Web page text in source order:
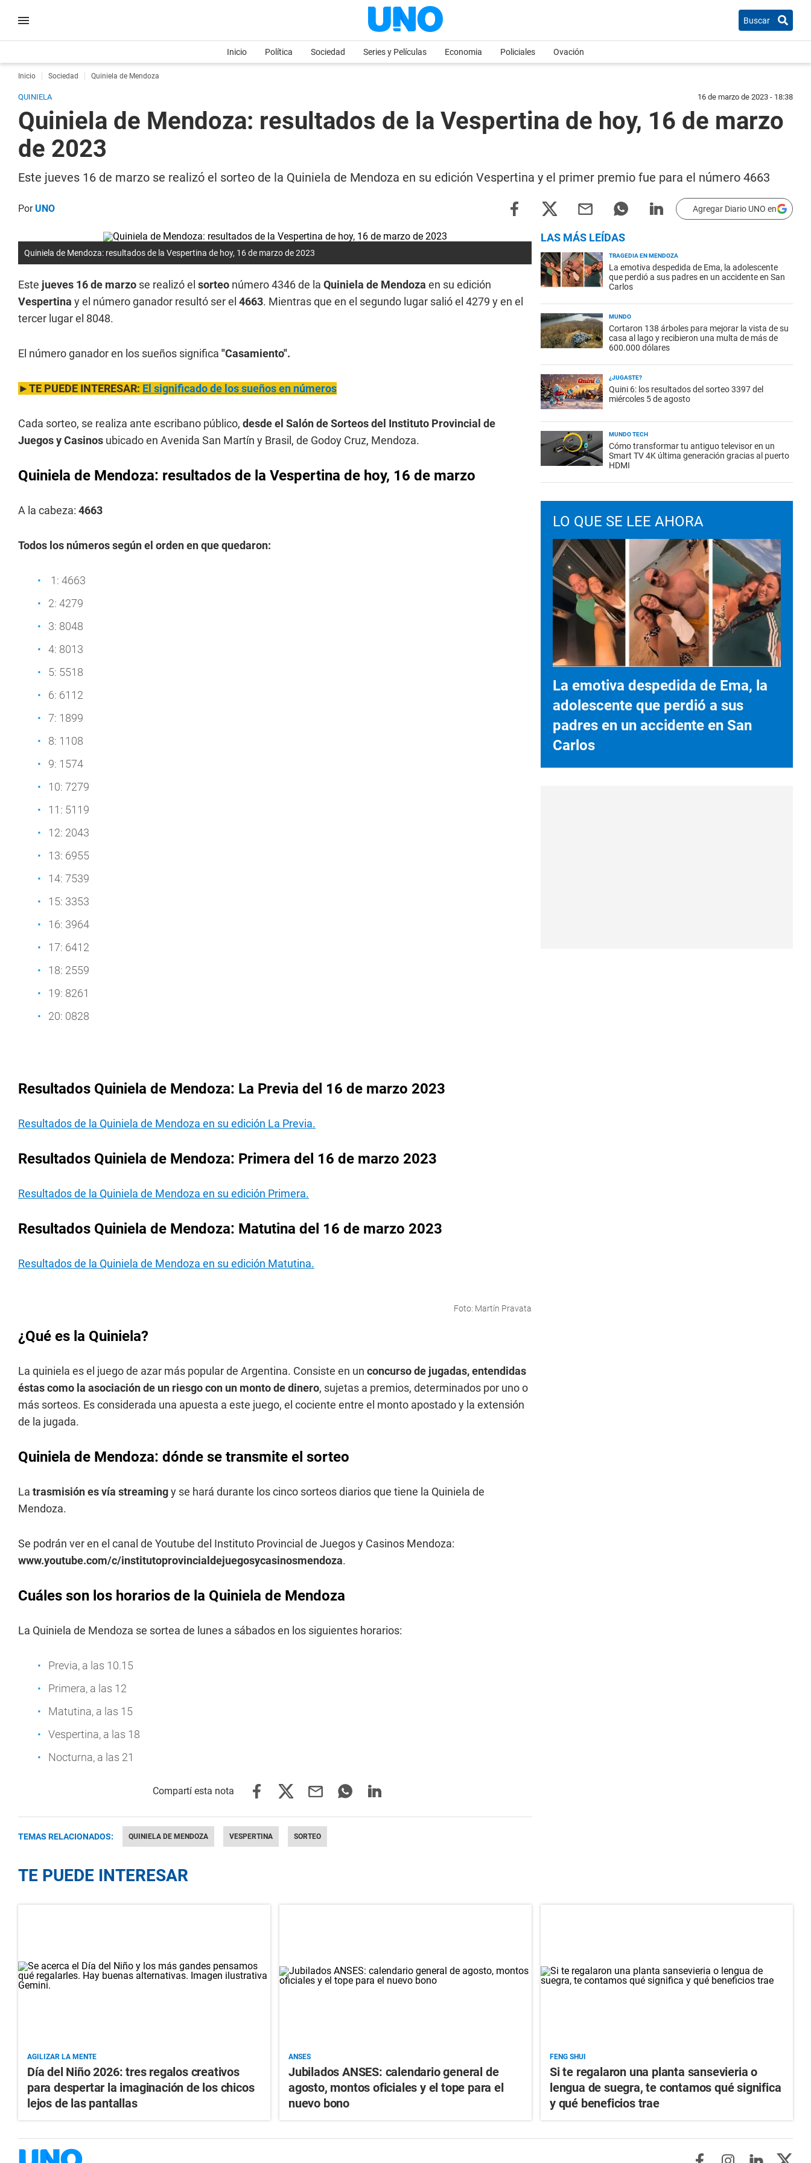
Buscar
Inicio Política Sociedad Series y Películas Economia Policiales Ovación
Inicio Sociedad Quiniela de Mendoza
QUINIELA 16 de marzo de 2023 - 18:38
Quiniela de Mendoza: resultados de la Vespertina de hoy, 16 de marzo
de 2023
Este jueves 16 de marzo se realizó el sorteo de la Quiniela de Mendoza en su edición Vespertina y el primer premio fue para el número 4663
PorUNO Agregar Diario UNO en
Quiniela de Mendoza: resultados de la Vespertina de hoy, 16 de marzo de 2023
Este jueves 16 de marzo se realizó el sorteo número 4346 de la Quiniela de Mendoza en su edición
Vespertina y el número ganador resultó ser el 4663. Mientras que en el segundo lugar salió el 4279 y en el
tercer lugar el 8048.
El número ganador en los sueños significa "Casamiento".
►TE PUEDE INTERESAR: El significado de los sueños en números
Cada sorteo, se realiza ante escribano público, desde el Salón de Sorteos del Instituto Provincial de
Juegos y Casinos ubicado en Avenida San Martín y Brasil, de Godoy Cruz, Mendoza.
Quiniela de Mendoza: resultados de la Vespertina de hoy, 16 de marzo
A la cabeza: 4663
Todos los números según el orden en que quedaron:
1: 4663
2: 4279
3: 8048
4: 8013
5: 5518
6: 6112
7: 1899
8: 1108
9: 1574
10: 7279
11: 5119
12: 2043
13: 6955
14: 7539
15: 3353
16: 3964
17: 6412
18: 2559
19: 8261
20: 0828
Resultados Quiniela de Mendoza: La Previa del 16 de marzo 2023
Resultados de la Quiniela de Mendoza en su edición La Previa.
Resultados Quiniela de Mendoza: Primera del 16 de marzo 2023
Resultados de la Quiniela de Mendoza en su edición Primera.
Resultados Quiniela de Mendoza: Matutina del 16 de marzo 2023
Resultados de la Quiniela de Mendoza en su edición Matutina.
Foto: Martín Pravata
¿Qué es la Quiniela?
La quiniela es el juego de azar más popular de Argentina. Consiste en un concurso de jugadas, entendidas
éstas como la asociación de un riesgo con un monto de dinero, sujetas a premios, determinados por uno o
más sorteos. Es considerada una apuesta a este juego, el cociente entre el monto apostado y la extensión
de la jugada.
Quiniela de Mendoza: dónde se transmite el sorteo
La trasmisión es vía streamingy se hará durante los cinco sorteos diarios que tiene la Quiniela de
Mendoza.
Se podrán ver en el canal de Youtube del Instituto Provincial de Juegos y Casinos Mendoza:
www.youtube.com/c/institutoprovincialdejuegosycasinosmendoza.
Cuáles son los horarios de la Quiniela de Mendoza
La Quiniela de Mendoza se sortea de lunes a sábados en los siguientes horarios:
Previa, a las 10.15
Primera, a las 12
Matutina, a las 15
Vespertina, a las 18
Nocturna, a las 21
TEMAS RELACIONADOS: QUINIELA DE MENDOZA VESPERTINA SORTEO
LAS MÁS LEÍDAS
TRAGEDIA EN MENDOZA
La emotiva despedida de Ema, la adolescente
que perdió a sus padres en un accidente en San
Carlos
MUNDO
Cortaron 138 árboles para mejorar la vista de su
casa al lago y recibieron una multa de más de
600.000 dólares
¿JUGASTE?
Quini 6: los resultados del sorteo 3397 del
miércoles 5 de agosto
MUNDO TECH
Cómo transformar tu antiguo televisor en un
Smart TV 4K última generación gracias al puerto
HDMI
LO QUE SE LEE AHORA
La emotiva despedida de Ema, la
adolescente que perdió a sus
padres en un accidente en San
Carlos
TE PUEDE INTERESAR
AGILIZAR LA MENTE
Día del Niño 2026: tres regalos creativos
para despertar la imaginación de los chicos
lejos de las pantallas
ANSES
Jubilados ANSES: calendario general de
agosto, montos oficiales y el tope para el
nuevo bono
FENG SHUI
Si te regalaron una planta sansevieria o
lengua de suegra, te contamos qué significa
y qué beneficios trae